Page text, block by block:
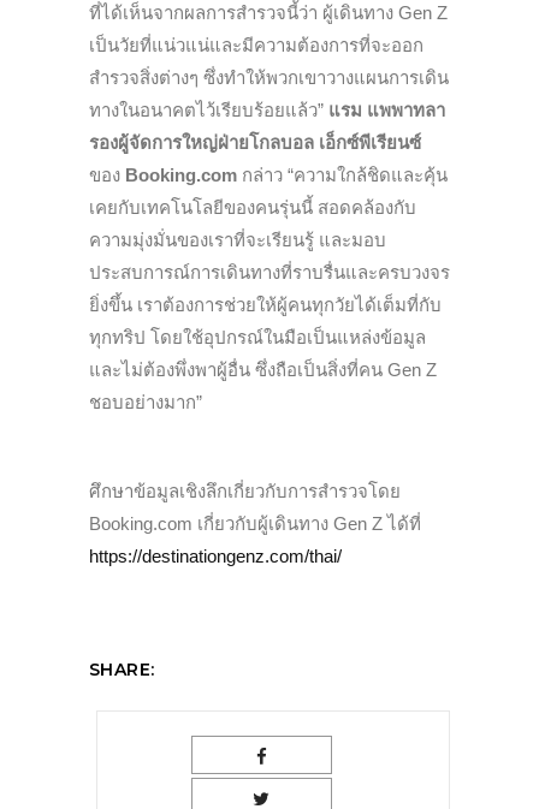
ที่ได้เห็นจากผลการสำรวจนี้ว่า ผู้เดินทาง Gen Z
เป็นวัยที่แน่วแน่และมีความต้องการที่จะออก
สำรวจสิ่งต่างๆ ซึ่งทำให้พวกเขาวางแผนการเดิน
ทางในอนาคตไว้เรียบร้อยแล้ว” แรม แพพาทลา
รองผู้จัดการใหญ่ฝ่ายโกลบอล เอ็กซ์พีเรียนซ์
ของ Booking.com กล่าว “ความใกล้ชิดและคุ้น
เคยกับเทคโนโลยีของคนรุ่นนี้ สอดคล้องกับ
ความมุ่งมั่นของเราที่จะเรียนรู้ และมอบ
ประสบการณ์การเดินทางที่ราบรื่นและครบวงจร
ยิ่งขึ้น เราต้องการช่วยให้ผู้คนทุกวัยได้เต็มที่กับ
ทุกทริป โดยใช้อุปกรณ์ในมือเป็นแหล่งข้อมูล
และไม่ต้องพึ่งพาผู้อื่น ซึ่งถือเป็นสิ่งที่คน Gen Z
ชอบอย่างมาก”
ศึกษาข้อมูลเชิงลึกเกี่ยวกับการสำรวจโดย
Booking.com เกี่ยวกับผู้เดินทาง Gen Z ได้ที่
https://destinationgenz.com/thai/
SHARE: